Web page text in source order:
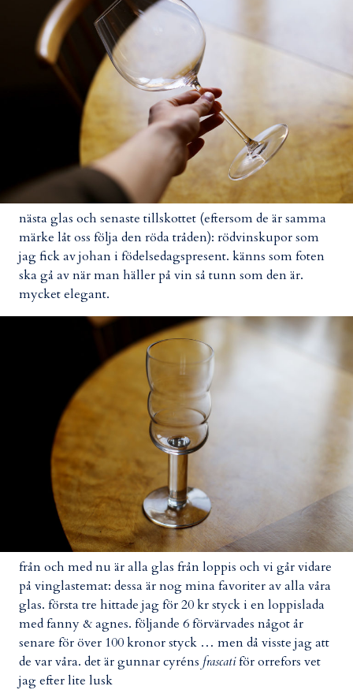
nästa glas och senaste tillskottet (eftersom de är samma
märke låt oss följa den röda tråden): rödvinskupor som
jag fick av johan i födelsedagspresent. känns som foten
ska gå av när man häller på vin så tunn som den är.
mycket elegant.
från och med nu är alla glas från loppis och vi går vidare
på vinglastemat: dessa är nog mina favoriter av alla våra
glas. första tre hittade jag för 20 kr styck i en loppislada
med fanny & agnes. följande 6 förvärvades något år
senare för över 100 kronor styck … men då visste jag att
de var våra. det är gunnar cyréns frascatiför orrefors vet
jag efter lite lusk